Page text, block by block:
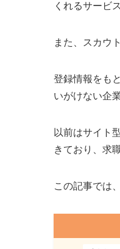
くれるサービ
また、スカウ
登録情報をも
いがけない企
以前はサイト
きており、求
この記事では